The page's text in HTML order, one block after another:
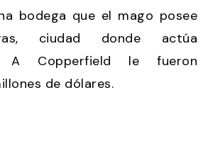
bodega que el mago posee
ciudad donde actúa
A Copperfield le fueron
de dólares.